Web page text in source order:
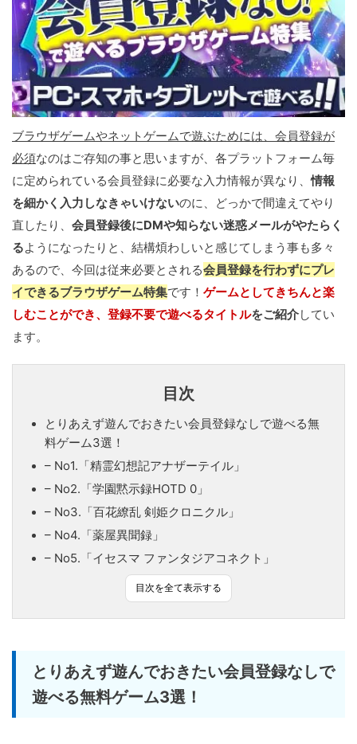
ブラウザゲームやネットゲームで遊ぶためには、会員登録が
必須なのはご存知の事と思いますが、各プラットフォーム毎
に定められている会員登録に必要な入力情報が異なり、情報
を細かく入力しなきゃいけないのに、どっかで間違えてやり
直したり、 会員登録後にDMや知らない迷惑メールがやたらく
るようになったりと、結構煩わしいと感じてしまう事も多々
あるので、今回は従来必要とされる会員登録を行わずにプレ
イできるブラウザゲーム特集です！ ゲームとしてきちんと楽
しむことができ、登録不要で遊べるタイトルをご紹介してい
ます。
目次
とりあえず遊んでおきたい会員登録なしで遊べる無
料ゲーム3選！
– No1.「精霊幻想記アナザーテイル」
– No2.「学園黙示録HOTD 0」
– No3.「百花繚乱 剣姫クロニクル」
– No4.「薬屋異聞録」
– No5.「イセスマ ファンタジアコネクト」
目次を全て表示する
とりあえず遊んでおきたい会員登録なしで
遊べる無料ゲーム3選！